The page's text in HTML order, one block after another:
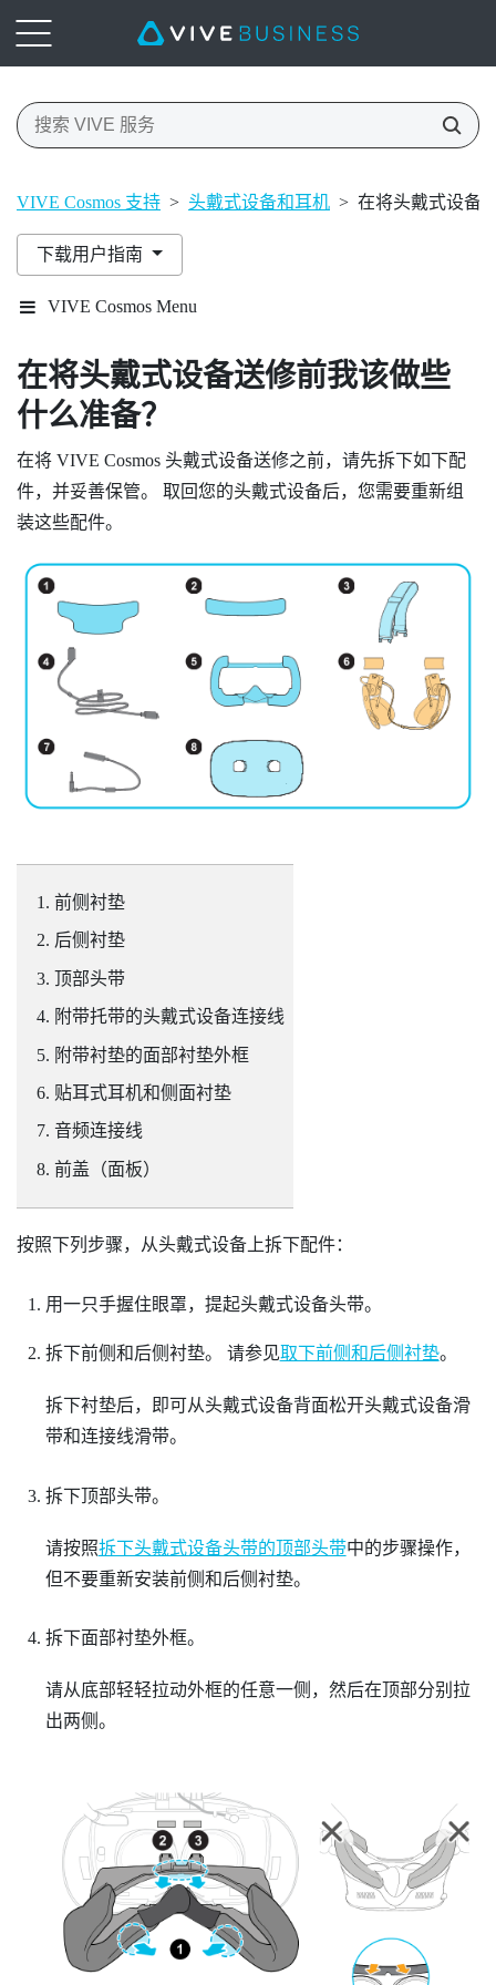
VIVE Cosmos 支持 > 头戴式设备和耳机 > 在将头戴式设备
下载用户指南
VIVE Cosmos Menu
在将头戴式设备送修前我该做些
什么准备？
在将 VIVE Cosmos 头戴式设备送修之前，请先拆下如下配
件，并妥善保管。 取回您的头戴式设备后，您需要重新组
装这些配件。
前侧衬垫
后侧衬垫
顶部头带
附带托带的头戴式设备连接线
附带衬垫的面部衬垫外框
贴耳式耳机和侧面衬垫
音频连接线
前盖（面板）
按照下列步骤，从头戴式设备上拆下配件：
用一只手握住眼罩，提起头戴式设备头带。
拆下前侧和后侧衬垫。 请参见取下前侧和后侧衬垫。
拆下衬垫后，即可从头戴式设备背面松开头戴式设备滑
带和连接线滑带。
拆下顶部头带。
请按照拆下头戴式设备头带的顶部头带中的步骤操作，
但不要重新安装前侧和后侧衬垫。
拆下面部衬垫外框。
请从底部轻轻拉动外框的任意一侧，然后在顶部分别拉
出两侧。